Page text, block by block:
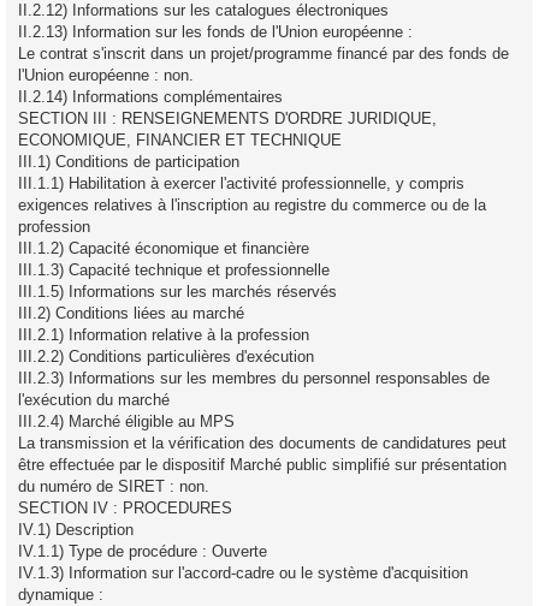
II.2.12) Informations sur les catalogues électroniques
II.2.13) Information sur les fonds de l'Union européenne :
Le contrat s'inscrit dans un projet/programme financé par des fonds de
l'Union européenne : non.
II.2.14) Informations complémentaires
SECTION III : RENSEIGNEMENTS D'ORDRE JURIDIQUE,
ECONOMIQUE, FINANCIER ET TECHNIQUE
III.1) Conditions de participation
III.1.1) Habilitation à exercer l'activité professionnelle, y compris
exigences relatives à l'inscription au registre du commerce ou de la
profession
III.1.2) Capacité économique et financière
III.1.3) Capacité technique et professionnelle
III.1.5) Informations sur les marchés réservés
III.2) Conditions liées au marché
III.2.1) Information relative à la profession
III.2.2) Conditions particulières d'exécution
III.2.3) Informations sur les membres du personnel responsables de
l'exécution du marché
III.2.4) Marché éligible au MPS
La transmission et la vérification des documents de candidatures peut
être effectuée par le dispositif Marché public simplifié sur présentation
du numéro de SIRET : non.
SECTION IV : PROCEDURES
IV.1) Description
IV.1.1) Type de procédure : Ouverte
IV.1.3) Information sur l'accord-cadre ou le système d'acquisition
dynamique :